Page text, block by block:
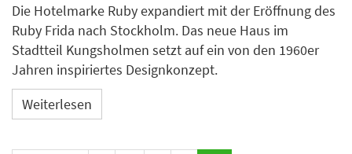
Die Hotelmarke Ruby expandiert mit der Eröffnung des
Ruby Frida nach Stockholm. Das neue Haus im
Stadtteil Kungsholmen setzt auf ein von den 1960er
Jahren inspiriertes Designkonzept.
Weiterlesen